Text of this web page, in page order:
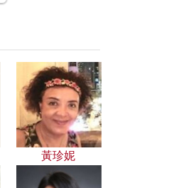
黃珍妮